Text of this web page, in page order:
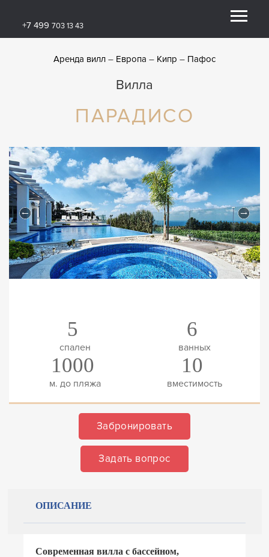
+7 499 703 13 43
Аренда вилл Европа Кипр Пафос
Вилла
ПАРАДИСО
5
спален
6
ванных
1000
м. до пляжа
10
вместимость
Забронировать
Задать вопрос
ОПИСАНИЕ
Современная вилла с бассейном,